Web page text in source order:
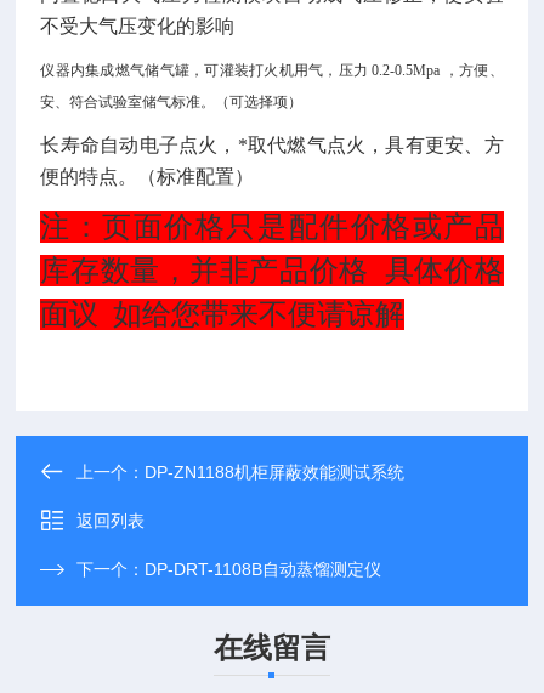
不受大气压变化的影响
仪器内集成燃气储气罐，可灌装打火机用气，压力 0.2-0.5Mpa ，方便、
安、符合试验室储气标准。（可选择项）
长寿命自动电子点火，*取代燃气点火，具有更安、方
便的特点。（标准配置）
注：页面价格只是配件价格或产品
库存数量，并非产品价格 具体价格
面议 如给您带来不便请谅解
上一个： DP-ZN1188机柜屏蔽效能测试系统
返回列表
下一个： DP-DRT-1108B自动蒸馏测定仪
在线留言